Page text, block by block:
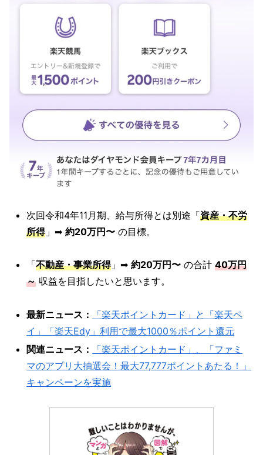
次回令和4年11月期、給与所得とは別途「資産・不労
所得」➡約20万円〜 の目標。
「不動産・事業所得」➡約20万円〜 の合計40万円
～ 収益を目指したいと思います。
最新ニュース：
「楽天ポイントカード」と「楽天ペ
イ」「楽天Edy」利用で最大1000％ポイント還元
関連ニュース：
「楽天ポイントカード」、「ファミ
マのアプリ大抽選会！最大77,777ポイントあたる！」
キャンペーンを実施